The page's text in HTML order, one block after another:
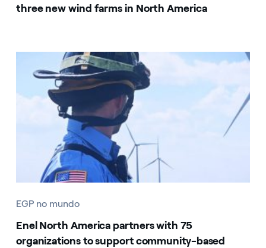
three new wind farms in North America
EGP no mundo
Enel North America partners with 75
organizations to support community-based